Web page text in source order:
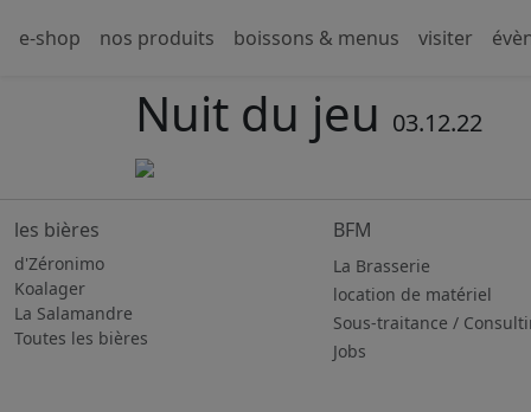
e-shop nos produits boissons & menus visiter
Nuit du jeu 03.12.22
les bières
d'Zéronimo
Koalager
La Salamandre
Toutes les bières
BFM
La Brasserie
location de matériel
Sous-traitance /
Jobs